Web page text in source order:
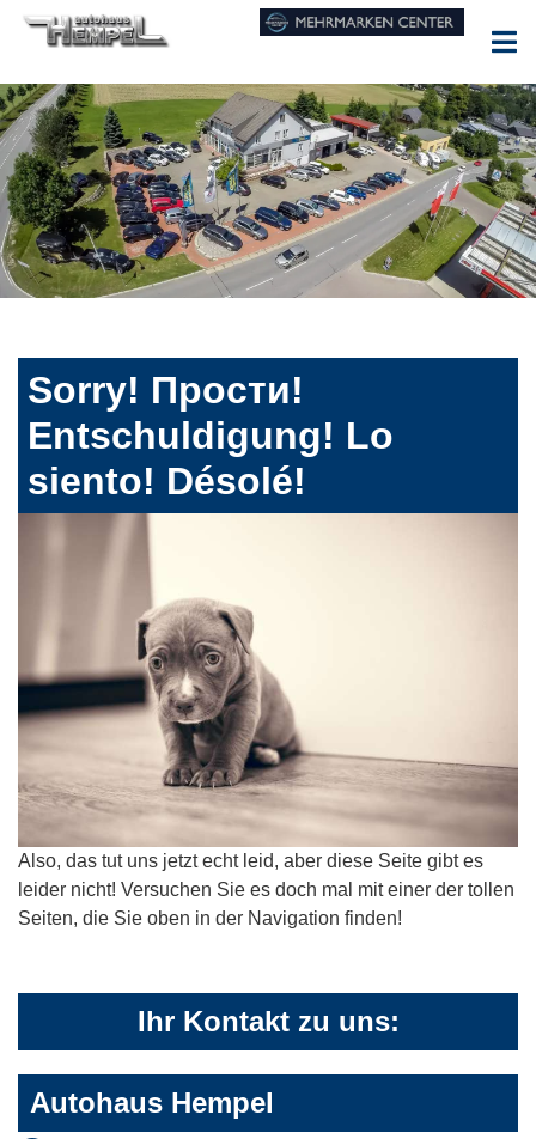
Sorry! Прости!
Entschuldigung! Lo
siento! Désolé!
Also, das tut uns jetzt echt leid, aber diese Seite gibt es
leider nicht! Versuchen Sie es doch mal mit einer der tollen
Seiten, die Sie oben in der Navigation finden!
Ihr Kontakt zu uns:
Autohaus Hempel